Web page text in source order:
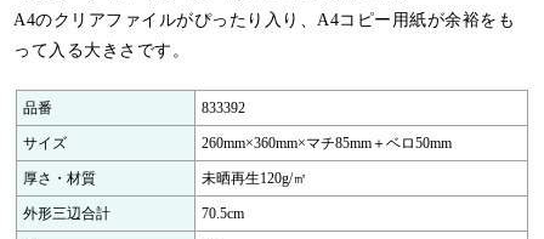
A4のクリアファイルがぴったり入り、A4コピー用紙が余裕をも
って入る大きさです。
品番 833392
サイズ 260mm×360mm×マチ85mm＋ベロ50mm
厚さ・材質 未晒再生120g/㎡
外形三辺合計 70.5cm